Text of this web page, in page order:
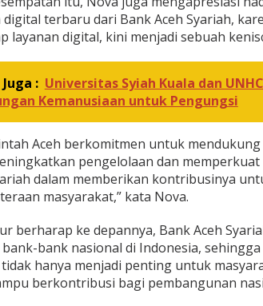
digital terbaru dari Bank Aceh Syariah,
layanan digital, kini menjadi sebuah
: Universitas Syiah Kuala dan
Kemanusiaan untuk Pengungsi
Aceh berkomitmen untuk
pengelolaan dan
dalam memberikan kontribusinya
masyarakat,” kata Nova.
berharap ke depannya, Bank Aceh
bank nasional di Indonesia, sehingga
hanya menjadi penting untuk
berkontribusi bagi pembangunan